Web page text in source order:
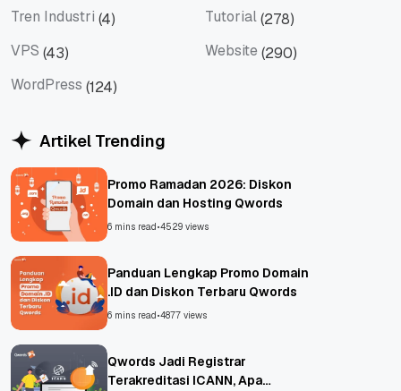
Tren Industri (4) Tutorial(278)
VPS (43) Website (290)
WordPress (124)
Artikel Trending
Promo Ramadan 2026: Diskon
Domain dan Hosting Qwords
6 mins read•4529 views
Panduan Lengkap Promo Domain
.ID dan Diskon Terbaru Qwords
6 mins read•4877 views
Qwords Jadi Registrar
Terakreditasi ICANN, Apa